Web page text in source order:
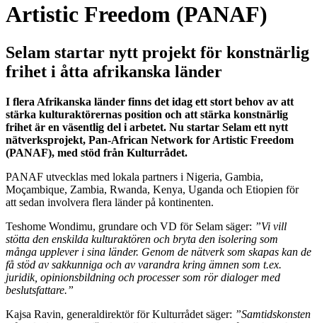
Artistic Freedom (PANAF)
Selam startar nytt projekt för konstnärlig
frihet i åtta afrikanska länder
I flera Afrikanska länder finns det idag ett stort behov av att
stärka kulturaktörernas position och att stärka konstnärlig
frihet är en väsentlig del i arbetet. Nu startar Selam ett nytt
nätverksprojekt, Pan-African Network for Artistic Freedom
(PANAF), med stöd från Kulturrådet.
PANAF utvecklas med lokala partners i Nigeria, Gambia,
Moçambique, Zambia, Rwanda, Kenya, Uganda och Etiopien för
att sedan involvera flera länder på kontinenten.
Teshome Wondimu, grundare och VD för Selam säger: ”Vi vill
stötta den enskilda kulturaktören och bryta den isolering som
många upplever i sina länder. Genom de nätverk som skapas kan de
få stöd av sakkunniga och av varandra kring ämnen som t.ex.
juridik, opinionsbildning och processer som rör dialoger med
beslutsfattare.”
Kajsa Ravin, generaldirektör för Kulturrådet säger: ”Samtidskonsten